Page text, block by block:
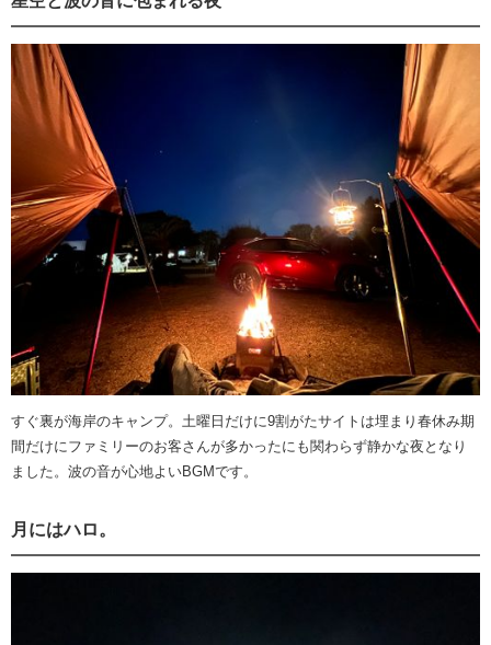
すぐ裏が海岸のキャンプ。土曜日だけに9割がたサイトは埋まり春休み期
間だけにファミリーのお客さんが多かったにも関わらず静かな夜となり
ました。波の音が心地よいBGMです。
月にはハロ。